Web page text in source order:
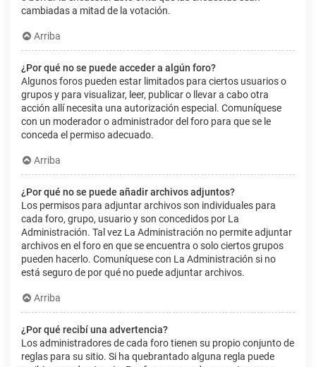
cambiadas a mitad de la votación.
Arriba
¿Por qué no se puede acceder a algún foro?
Algunos foros pueden estar limitados para ciertos usuarios o
grupos y para visualizar, leer, publicar o llevar a cabo otra
acción allí necesita una autorización especial. Comuníquese
con un moderador o administrador del foro para que se le
conceda el permiso adecuado.
Arriba
¿Por qué no se puede añadir archivos adjuntos?
Los permisos para adjuntar archivos son individuales para
cada foro, grupo, usuario y son concedidos por La
Administración. Tal vez La Administración no permite adjuntar
archivos en el foro en que se encuentra o solo ciertos grupos
pueden hacerlo. Comuníquese con La Administración si no
está seguro de por qué no puede adjuntar archivos.
Arriba
¿Por qué recibí una advertencia?
Los administradores de cada foro tienen su propio conjunto de
reglas para su sitio. Si ha quebrantado alguna regla puede